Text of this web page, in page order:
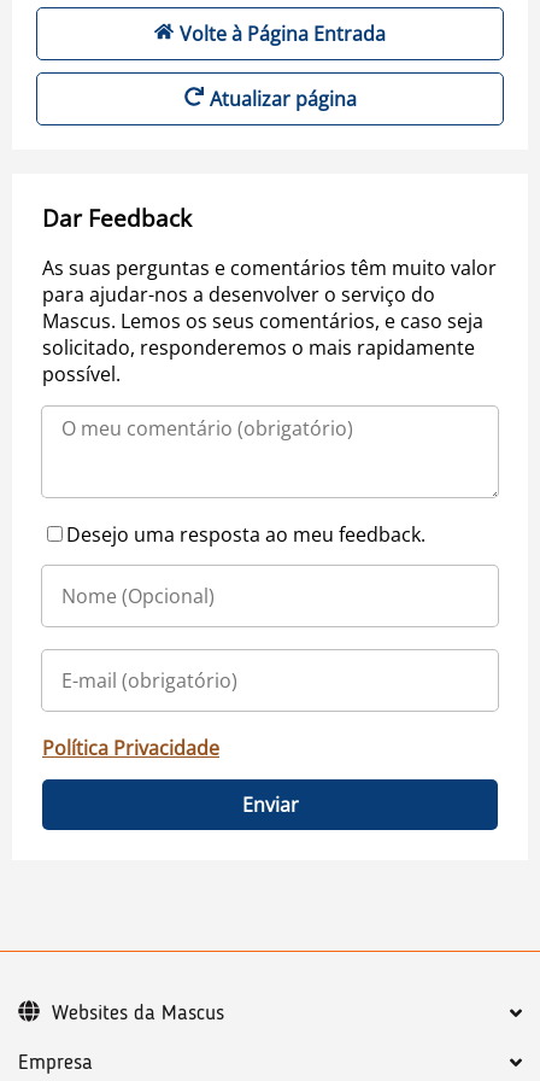
Volte à Página Entrada
Atualizar página
Dar Feedback
As suas perguntas e comentários têm muito valor
para ajudar-nos a desenvolver o serviço do
Mascus. Lemos os seus comentários, e caso seja
solicitado, responderemos o mais rapidamente
possível.
Desejo uma resposta ao meu feedback.
Política Privacidade
Enviar
Empresa
Websites da Mascus